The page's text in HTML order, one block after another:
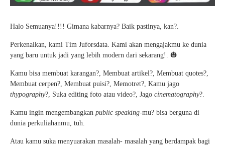
Halo Semuanya!!!! Gimana kabarnya? Baik pastinya, kan?.
Perkenalkan, kami Tim Juforsdata. Kami akan mengajakmu ke dunia
yang baru untuk jadi yang lebih modern dari sekarang!. 🎃
Kamu bisa membuat karangan?, Membuat artikel?, Membuat quotes?,
Membuat cerpen?, Membuat puisi?, Memotret?, Kamu jago
thypography?, Suka editing foto atau video?, Jago cinematography?.
Kamu ingin mengembangkan public speaking-mu? bisa berguna di
dunia perkuliahanmu, tuh.
Atau kamu suka menyuarakan masalah- masalah yang berdampak bagi